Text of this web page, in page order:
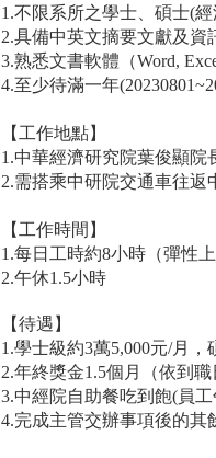
1.不限系所之學士、碩士(經
2.具備中英文摘要文獻及資
3.熟悉文書軟體（Word,
4.至少待滿一年(
【工作地點】
1.中華經濟研究院葉俊顯院
2.需搭乘中研院交通車往返
【工作時間】
1.每日工時約8小時（彈性上
2.午休1.5小時
【待遇】
1.學士級約3萬5,000元/月，
2.年終獎金1.5個月（依到職
3.中經院自助餐吃到飽(員工
4.完成主管交辦事項後的其